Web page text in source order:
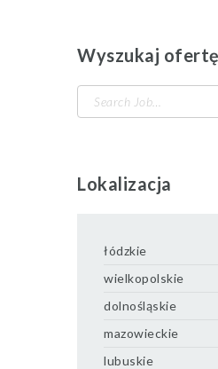
Wyszukaj
Search
for:
Lokalizacja
łódzkie
wielkopolskie
dolnośląskie
mazowieckie
lubuskie